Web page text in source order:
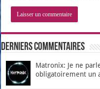
Derniers Commentaires
Matronix: Je ne
obligatoirement un